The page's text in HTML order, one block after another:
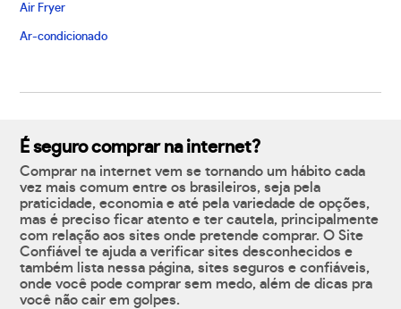
Air Fryer
Ar-condicionado
É seguro comprar na internet?
Comprar na internet vem se tornando um hábito cada
vez mais comum entre os brasileiros, seja pela
praticidade, economia e até pela variedade de opções,
mas é preciso ficar atento e ter cautela, principalmente
com relação aos sites onde pretende comprar. O Site
Confiável te ajuda a verificar sites desconhecidos e
também lista nessa página, sites seguros e confiáveis,
onde você pode comprar sem medo, além de dicas pra
você não cair em golpes.